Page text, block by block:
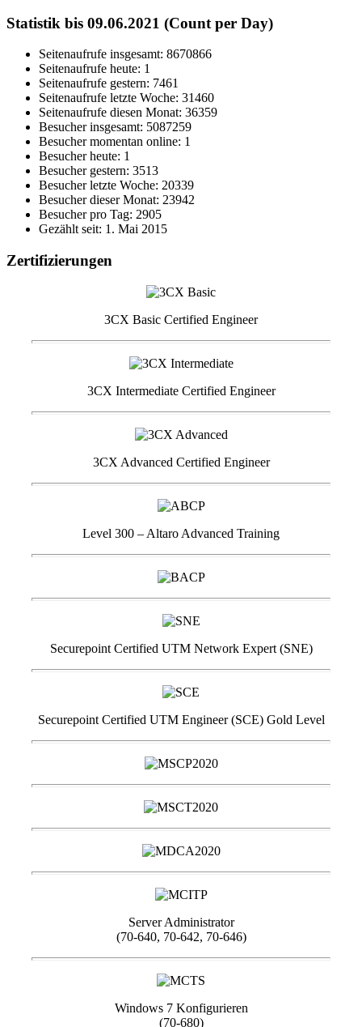
Statistik bis 09.06.2021 (Count per Day)
Seitenaufrufe insgesamt: 8670866
Seitenaufrufe heute: 1
Seitenaufrufe gestern: 7461
Seitenaufrufe letzte Woche: 31460
Seitenaufrufe diesen Monat: 36359
Besucher insgesamt: 5087259
Besucher momentan online: 1
Besucher heute: 1
Besucher gestern: 3513
Besucher letzte Woche: 20339
Besucher dieser Monat: 23942
Besucher pro Tag: 2905
Gezählt seit: 1. Mai 2015
Zertifizierungen
3CX Basic Certified Engineer
3CX Intermediate Certified Engineer
3CX Advanced Certified Engineer
Level 300 – Altaro Advanced Training
Securepoint Certified UTM Network Expert (SNE)
Securepoint Certified UTM Engineer (SCE) Gold Level
Server Administrator
(70-640, 70-642, 70-646)
Windows 7 Konfigurieren
(70-680)